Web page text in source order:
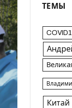
ТЕМЫ
Китай